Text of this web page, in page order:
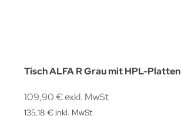
Tisch ALFA R Grau mit HPL-Platten
109,90 € exkl. MwSt
135,18 € inkl. MwSt